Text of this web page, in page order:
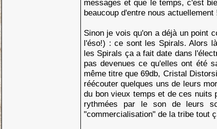
messages et que le temps, c'est
beaucoup d'entre nous actuellement
Sinon je vois qu'on a déjà un point
l'éso!) : ce sont les Spirals. Alors
les Spirals ça a fait date dans
pas devenues ce qu'elles ont été
même titre que 69db, Cristal
réécouter quelques uns de leurs
du bon vieux temps et de ces nuits
rythmées par le son de leurs
"commercialisation" de la tribe tout